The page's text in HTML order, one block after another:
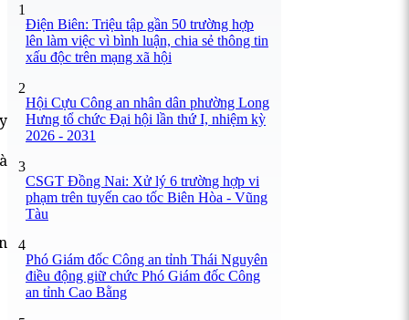
1
Điện Biên: Triệu tập gần 50 trường hợp
lên làm việc vì bình luận, chia sẻ thông tin
xấu độc trên mạng xã hội
2
Hội Cựu Công an nhân dân phường Long
Hưng tổ chức Đại hội lần thứ I, nhiệm kỳ
2026 - 2031
3
CSGT Đồng Nai: Xử lý 6 trường hợp vi
phạm trên tuyến cao tốc Biên Hòa - Vũng
Tàu
4
Phó Giám đốc Công an tỉnh Thái Nguyên
điều động giữ chức Phó Giám đốc Công
an tỉnh Cao Bằng